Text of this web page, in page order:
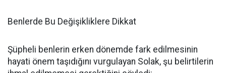
Benlerde Bu Değişikliklere Dikkat
Şüpheli benlerin erken dönemde fark edilmesinin
hayati önem taşıdığını vurgulayan Solak, şu belirtilerin